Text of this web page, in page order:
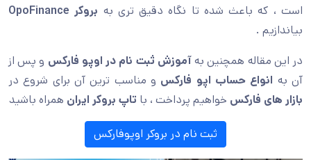
است ، که باعث شده تا نگاه دقیق تری بهبروکرOpoFinance
بیاندازیم .
در این مقاله همچنین بهآموزشثبت نام در اوپو فارکسو پس از
آن بهانواع حساب اپو فارکسو مناسب ترین آن برای شروع در
بازار های فارکسخواهیم پرداخت ، با تاپ بروکر ایرانهمراه باشید
ثبت نام در بروکر اوپوفارکس